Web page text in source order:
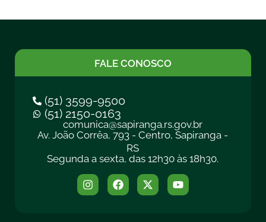
FALE CONOSCO
(51) 3599-9500
(51) 2150-0163
comunica@sapiranga.rs.gov.br
Av. João Corrêa, 793 - Centro, Sapiranga -
RS
Segunda a sexta, das 12h30 às 18h30.